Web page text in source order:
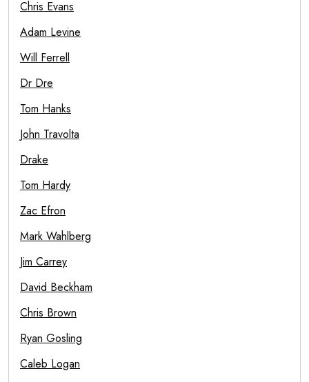
Chris Evans
Adam Levine
Will Ferrell
Dr Dre
Tom Hanks
John Travolta
Drake
Tom Hardy
Zac Efron
Mark Wahlberg
Jim Carrey
David Beckham
Chris Brown
Ryan Gosling
Caleb Logan